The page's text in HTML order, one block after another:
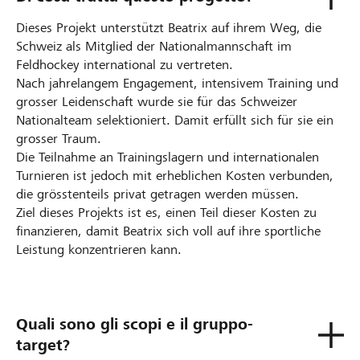
Dieses Projekt unterstützt Beatrix auf ihrem Weg, die
Schweiz als Mitglied der Nationalmannschaft im
Feldhockey international zu vertreten.
Nach jahrelangem Engagement, intensivem Training und
grosser Leidenschaft wurde sie für das Schweizer
Nationalteam selektioniert. Damit erfüllt sich für sie ein
grosser Traum.
Die Teilnahme an Trainingslagern und internationalen
Turnieren ist jedoch mit erheblichen Kosten verbunden,
die grösstenteils privat getragen werden müssen.
Ziel dieses Projekts ist es, einen Teil dieser Kosten zu
finanzieren, damit Beatrix sich voll auf ihre sportliche
Leistung konzentrieren kann.
Quali sono gli scopi e il gruppo-
target?